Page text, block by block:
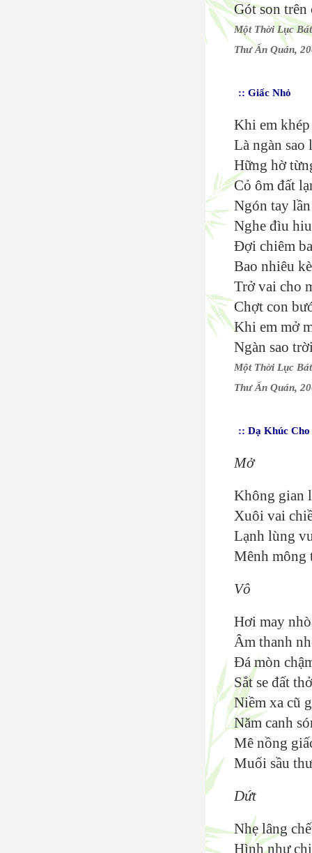
Gót son
Một Thời Lục
Thư Ấn Quán,
:: Giấc Nhỏ
Khi em
Là ngàn sao
Hững hờ
Cỏ ôm đất
Ngón tay
Nghe đìu
Đợi chiêm
Bao nhiêu
Trở vai cho
Chợt con
Khi em mở
Ngàn sao
Một Thời Lục
Thư Ấn Quán,
:: Dạ Khúc
Mở
Không gian
Xuôi vai
Lạnh lùng
Mênh mông
Vô
Hơi may
Âm thanh
Đá mòn
Sắt se đất
Niềm xa cũ
Năm canh
Mê nồng
Muối sầu
Dứt
Nhẹ lâng
Hình như